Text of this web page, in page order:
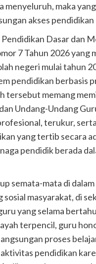
maka
akses
Dasar dan
7 Tahun 2026 yang
negeri mulai tahun
pendidikan berbasis
tersebut memang
Undang-Undang
terukur,
yang tertib secara
pendidik berada
semata-mata di
masyarakat, di
yang selama
terpencil, guru
proses
pendidikan